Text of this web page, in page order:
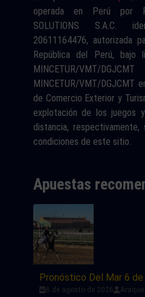
operada en Perú por
SOLUTIONS S.A.C.
20611164476, autorizada
República del Perú, bajo
MINCETUR/VMT/
MINCETUR/VMT/DGJCMT
de Comercio Exterior y
explotación de los juegos
distancia,
condiciones de este sitio.
Apuestas
Pronóstico Del Mar 6
6 de agosto de 2026 Araque